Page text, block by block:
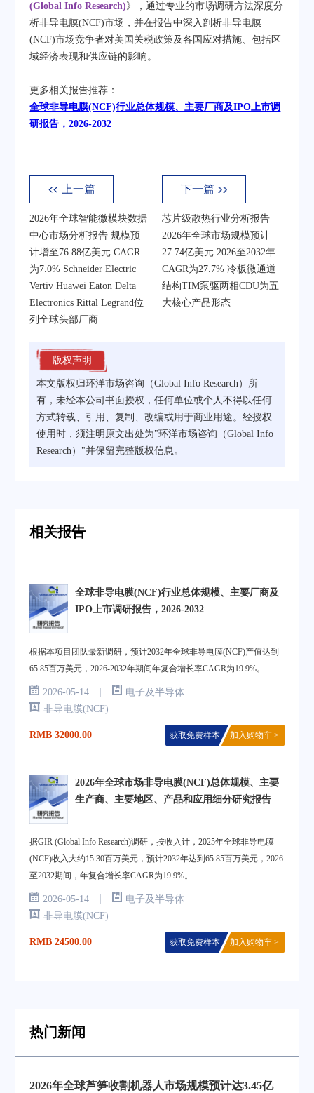
(Global Info Research)》，通过专业的市场调研方法深度分
析非导电膜(NCF)市场，并在报告中深入剖析非导电膜
(NCF)市场竞争者对美国关税政策及各国应对措施、包括区
域经济表现和供应链的影响。​
更多相关报告推荐：
全球非导电膜(NCF)行业总体规模、主要厂商及IPO上市调
研报告，2026-2032
上一篇
2026年全球智能微模块数据
中心市场分析报告 规模预
计增至76.88亿美元 CAGR
为7.0% Schneider Electric
Vertiv Huawei Eaton Delta
Electronics Rittal Legrand位
列全球头部厂商
下一篇
芯片级散热行业分析报告
2026年全球市场规模预计
27.74亿美元 2026至2032年
CAGR为27.7% 冷板微通道
结构TIM泵驱两相CDU为五
大核心产品形态
版权声明
本文版权归环洋市场咨询（Global Info Research）所
有，未经本公司书面授权，任何单位或个人不得以任何
方式转载、引用、复制、改编或用于商业用途。经授权
使用时，须注明原文出处为"环洋市场咨询（Global Info
Research）"并保留完整版权信息。
相关报告
全球非导电膜(NCF)行业总体规模、主要厂商及
IPO上市调研报告，2026-2032
根据本项目团队最新调研，预计2032年全球非导电膜(NCF)产值达到
65.85百万美元，2026-2032年期间年复合增长率CAGR为19.9%。
2026-05-14 |
电子及半导体
非导电膜(NCF)
RMB 32000.00 获取免费样本 加入购物车 >
2026年全球市场非导电膜(NCF)总体规模、主要
生产商、主要地区、产品和应用细分研究报告
据GIR (Global Info Research)调研，按收入计，2025年全球非导电膜
(NCF)收入大约15.30百万美元，预计2032年达到65.85百万美元，2026
至2032期间，年复合增长率CAGR为19.9%。
2026-05-14 |
电子及半导体
非导电膜(NCF)
RMB 24500.00 获取免费样本 加入购物车 >
热门新闻
2026年全球芦笋收割机器人市场规模预计达3.45亿